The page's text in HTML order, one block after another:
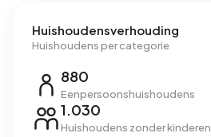
Huishoudensverhouding
Huishoudens per categorie
880
Eenpersoonshuishoudens
1.030
Huishoudens zonder kinderen